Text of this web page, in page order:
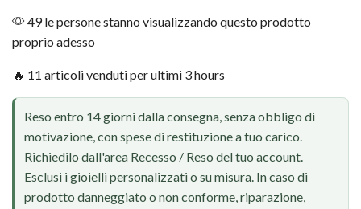
49 le persone stanno visualizzando questo prodotto
proprio adesso
🔥 11 articoli venduti per ultimi 3 hours
Reso entro 14 giorni dalla consegna, senza obbligo di
motivazione, con spese di restituzione a tuo carico.
Richiedilo dall'area Recesso / Reso del tuo account.
Esclusi i gioielli personalizzati o su misura. In caso di
prodotto danneggiato o non conforme, riparazione,